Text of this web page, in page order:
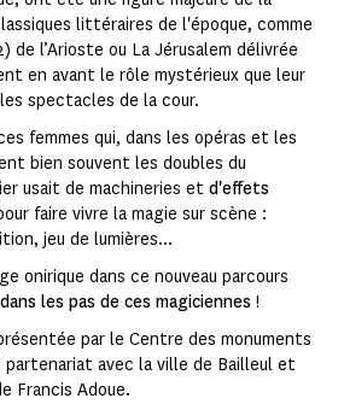
littéraires de l'époque, comme
de l’Arioste ou La Jérusalem délivrée
en avant le rôle mystérieux que leur
spectacles de la cour.
femmes qui, dans les opéras et les
bien souvent les doubles du
usait de machineries et d'effets
faire vivre la magie sur scène :
jeu de lumières...
onirique dans ce nouveau parcours
les pas de ces magiciennes !
par le Centre des monuments
avec la ville de Bailleul et
Francis Adoue.